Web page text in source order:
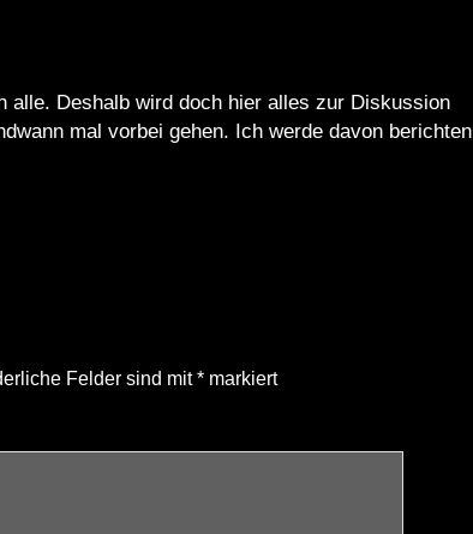
alle. Deshalb wird doch hier alles zur Diskussion
mal vorbei gehen. Ich werde davon berichten
Felder sind mit*markiert